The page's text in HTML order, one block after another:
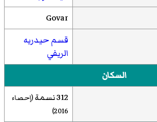
Govar
قسم حيدريه
الريفي
السكان
312 نسمة
(إحصاء
2016
)